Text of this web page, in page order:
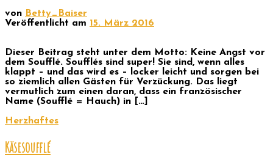
von Betty_Baiser
Veröffentlicht am 15. März 2016
Dieser Beitrag steht unter dem Motto: Keine Angst vor
dem Soufflé. Soufflés sind super! Sie sind, wenn alles
klappt – und das wird es – locker leicht und sorgen bei
so ziemlich allen Gästen für Verzückung. Das liegt
vermutlich zum einen daran, dass ein französischer
Name (Soufflé = Hauch) in […]
Herzhaftes
Käsesoufflé